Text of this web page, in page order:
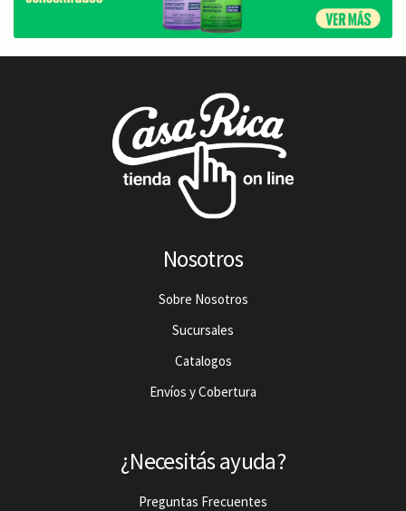
Nosotros
Sobre Nosotros
Sucursales
Catalogos
Envíos y Cobertura
¿Necesitás ayuda?
Preguntas Frecuentes